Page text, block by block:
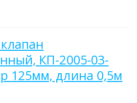
КП-2005-03-
125мм, длина 0,5м